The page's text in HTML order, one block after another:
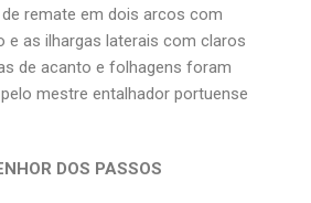
remate em dois arcos com
e as ilhargas laterais com claros
de acanto e folhagens foram
mestre entalhador portuense
DOS PASSOS